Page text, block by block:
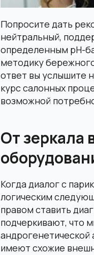
Попросите дать
нейтральный,
определенным pH-
методику
ответ вы услышите
курс салонных
возможной
От зеркала
Когда диалог с
логическим
правом ставить
подчеркивают, что
андрогенетической
имеют схожие